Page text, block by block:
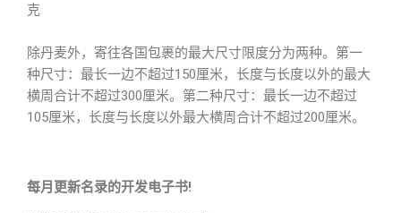
克
除丹麦外，寄往各国包裹的最大尺寸限度分为两种。第一
种尺寸：最长一边不超过150厘米，长度与长度以外的最大
横周合计不超过300厘米。第二种尺寸：最长一边不超过
105厘米，长度与长度以外最大横周合计不超过200厘米。
每月更新名录的开发电子书!